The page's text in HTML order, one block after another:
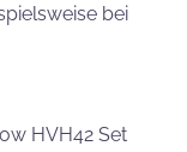
bei